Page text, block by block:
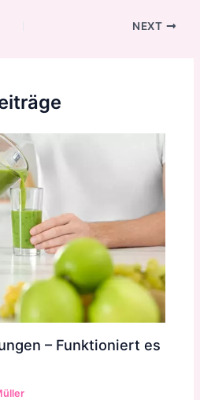
NEXT
– Funktioniert es